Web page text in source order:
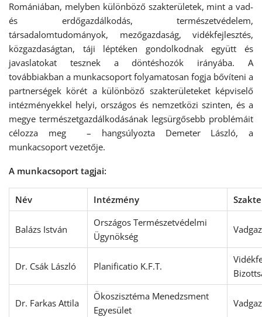
Romániában, melyben különböző szakterületek, mint a vad-
és erdőgazdálkodás, természetvédelem,
társadalomtudományok, mezőgazdaság, vidékfejlesztés,
közgazdaságtan, táji léptéken gondolkodnak együtt és
javaslatokat tesznek a döntéshozók irányába. A
továbbiakban a munkacsoport folyamatosan fogja bővíteni a
partnerségek körét a különböző szakterületeket képviselő
intézményekkel helyi, országos és nemzetközi szinten, és a
megye természetgazdálkodásának legsürgősebb problémáit
célozza meg – hangsúlyozta Demeter László, a
munkacsoport vezetője.
A munkacsoport tagjai:
Név Intézmény
Balázs István
Országos Természetvédelmi
Ügynökség
Dr. Csák László Planificatio K.F.T.
Dr. Farkas Attila
Ökoszisztéma Menedzsment
Egyesület